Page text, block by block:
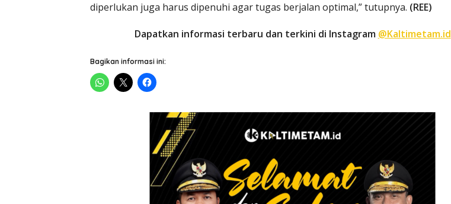
diperlukan juga harus dipenuhi agar tugas berjalan optimal,” tutupnya. (REE)
Dapatkan informasi terbaru dan terkini di Instagram @Kaltimetam.id
Bagikan informasi ini: